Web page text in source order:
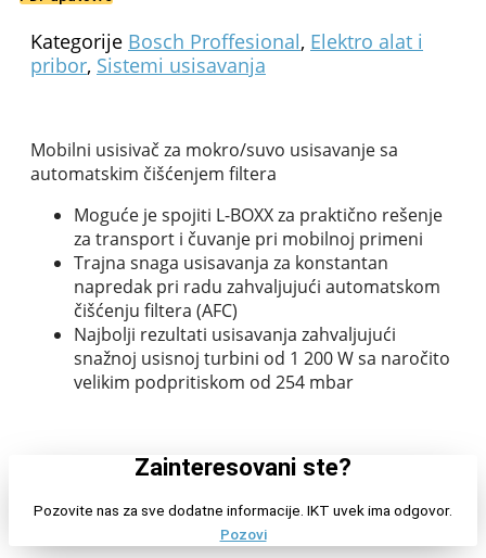
Kategorije Bosch Proffesional, Elektro alat i
pribor, Sistemi usisavanja
Mobilni usisivač za mokro/suvo usisavanje sa
automatskim čišćenjem filtera
Moguće je spojiti L-BOXX za praktično rešenje
za transport i čuvanje pri mobilnoj primeni
Trajna snaga usisavanja za konstantan
napredak pri radu zahvaljujući automatskom
čišćenju filtera (AFC)
Najbolji rezultati usisavanja zahvaljujući
snažnoj usisnoj turbini od 1 200 W sa naročito
velikim podpritiskom od 254 mbar
Zainteresovani ste?
Pozovite nas za sve dodatne informacije. IKT uvek ima odgovor.
Pozovi